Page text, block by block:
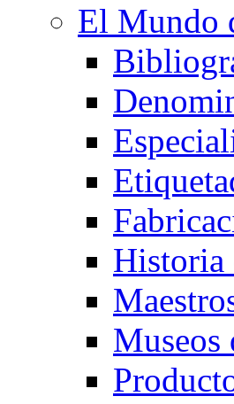
El Mundo
Historia
Museos